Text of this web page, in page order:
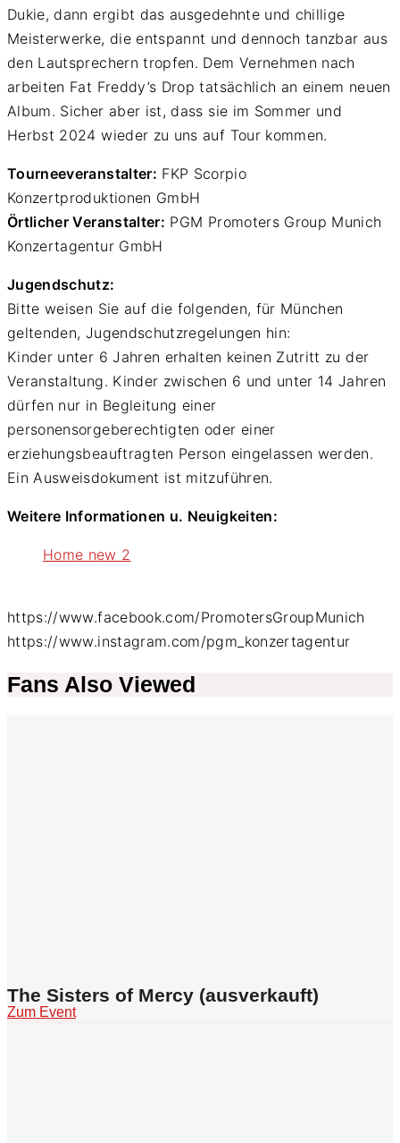
Dukie, dann ergibt das ausgedehnte und chillige
Meisterwerke, die entspannt und dennoch tanzbar aus
den Lautsprechern tropfen. Dem Vernehmen nach
arbeiten Fat Freddy’s Drop tatsächlich an einem neuen
Album. Sicher aber ist, dass sie im Sommer und
Herbst 2024 wieder zu uns auf Tour kommen.
Tourneeveranstalter: FKP Scorpio
Konzertproduktionen GmbH
Örtlicher Veranstalter: PGM Promoters Group Munich
Konzertagentur GmbH
Jugendschutz:
Bitte weisen Sie auf die folgenden, für München
geltenden, Jugendschutzregelungen hin:
Kinder unter 6 Jahren erhalten keinen Zutritt zu der
Veranstaltung. Kinder zwischen 6 und unter 14 Jahren
dürfen nur in Begleitung einer
personensorgeberechtigten oder einer
erziehungsbeauftragten Person eingelassen werden.
Ein Ausweisdokument ist mitzuführen.
Weitere Informationen u. Neuigkeiten:
Home new 2
https://www.facebook.com/PromotersGroupMunich
https://www.instagram.com/pgm_konzertagentur
Fans Also Viewed
The Sisters of Mercy (ausverkauft)
Zum Event